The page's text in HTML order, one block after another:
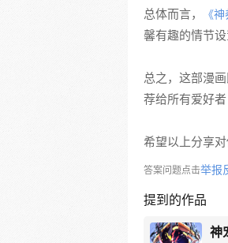
总体而言，
《
馨有趣的情节
总之，这部漫
荐给所有爱好者
希望以上分享
答案问题点击举报
提到的作品
神